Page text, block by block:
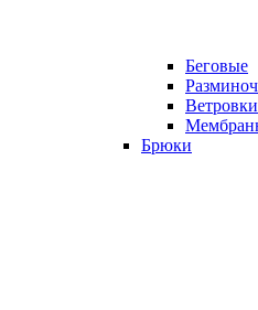
Беговые
Ветровки
Брюки